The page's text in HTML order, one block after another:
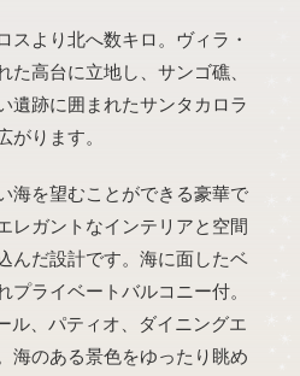
スより北へ数キロ。ヴィラ・
高台に立地し、サンゴ礁、
遺跡に囲まれたサンタカロラ
ります。
海を望むことができる豪華で
レガントなインテリアと空間
んだ設計です。海に面したベ
プライベートバルコニー付。
ル、パティオ、ダイニングエ
海のある景色をゆったり眺め